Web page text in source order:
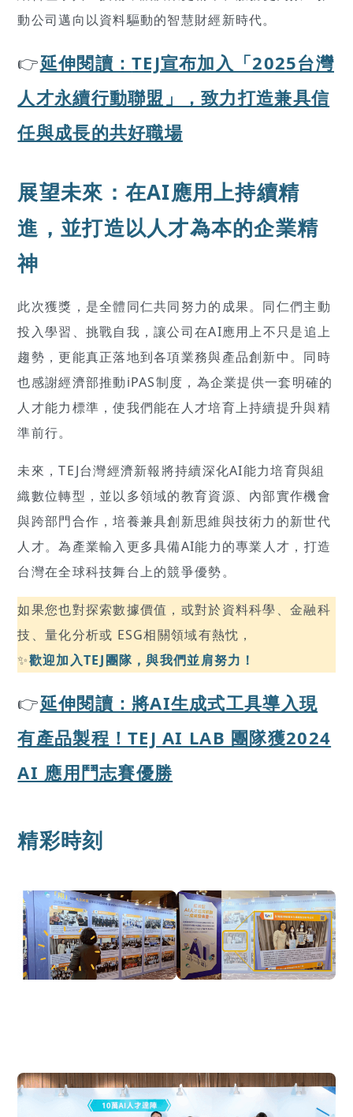
動公司邁向以資料驅動的智慧財經新時代。
👉延伸閱讀：TEJ宣布加入「2025台灣
人才永續行動聯盟」，致力打造兼具信
任與成長的共好職場
展望未來：在AI應用上持續精
進，並打造以人才為本的企業精
神
此次獲獎，是全體同仁共同努力的成果。同仁們主動
投入學習、挑戰自我，讓公司在AI應用上不只是追上
趨勢，更能真正落地到各項業務與產品創新中。同時
也感謝經濟部推動iPAS制度，為企業提供一套明確的
人才能力標準，使我們能在人才培育上持續提升與精
準前行。
未來，TEJ台灣經濟新報將持續深化AI能力培育與組
織數位轉型，並以多領域的教育資源、內部實作機會
與跨部門合作，培養兼具創新思維與技術力的新世代
人才。為產業輸入更多具備AI能力的專業人才，打造
台灣在全球科技舞台上的競爭優勢。
如果您也對探索數據價值，或對於資料科學、金融科
技、量化分析或 ESG相關領域有熱忱，
✨歡迎加入TEJ團隊，與我們並肩努力！
👉延伸閱讀： 將AI生成式工具導入現
有產品製程！TEJ AI LAB 團隊獲2024
AI 應用鬥志賽優勝
精彩時刻